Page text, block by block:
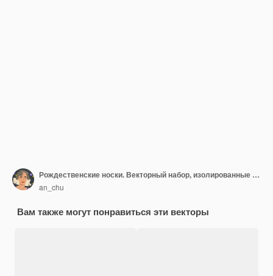
Рождественские носки. Векторный набор, изолированные на черном фоне.
an_chu
Вам также могут понравиться эти векторы